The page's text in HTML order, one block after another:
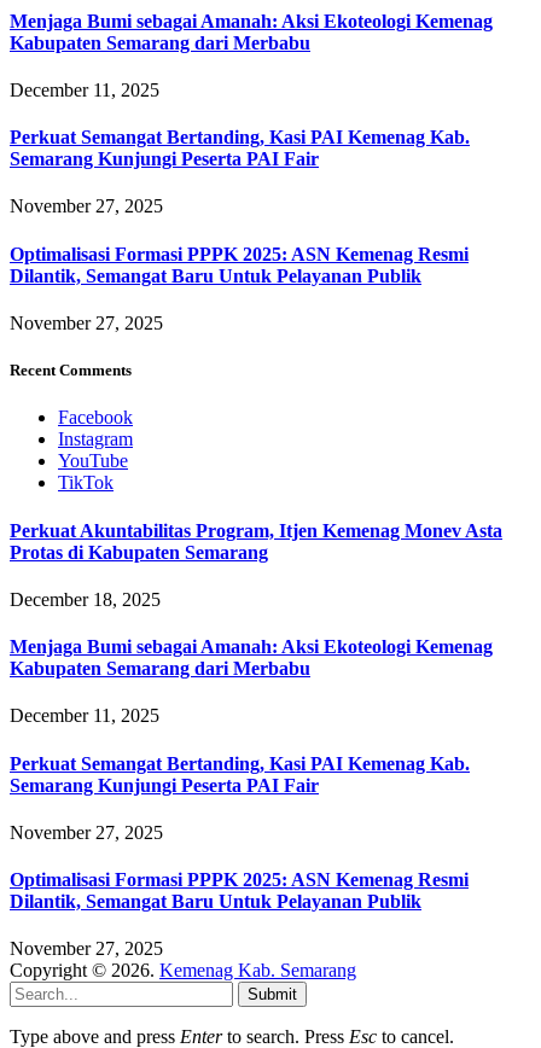
Menjaga Bumi sebagai Amanah: Aksi Ekoteologi Kemenag
Kabupaten Semarang dari Merbabu
December 11, 2025
Perkuat Semangat Bertanding, Kasi PAI Kemenag Kab.
Semarang Kunjungi Peserta PAI Fair
November 27, 2025
Optimalisasi Formasi PPPK 2025: ASN Kemenag Resmi
Dilantik, Semangat Baru Untuk Pelayanan Publik
November 27, 2025
Recent Comments
Facebook
Instagram
YouTube
TikTok
Perkuat Akuntabilitas Program, Itjen Kemenag Monev Asta
Protas di Kabupaten Semarang
December 18, 2025
Menjaga Bumi sebagai Amanah: Aksi Ekoteologi Kemenag
Kabupaten Semarang dari Merbabu
December 11, 2025
Perkuat Semangat Bertanding, Kasi PAI Kemenag Kab.
Semarang Kunjungi Peserta PAI Fair
November 27, 2025
Optimalisasi Formasi PPPK 2025: ASN Kemenag Resmi
Dilantik, Semangat Baru Untuk Pelayanan Publik
November 27, 2025
Copyright © 2026. Kemenag Kab. Semarang
Submit
Type above and press Enterto search. Press Esc to cancel.